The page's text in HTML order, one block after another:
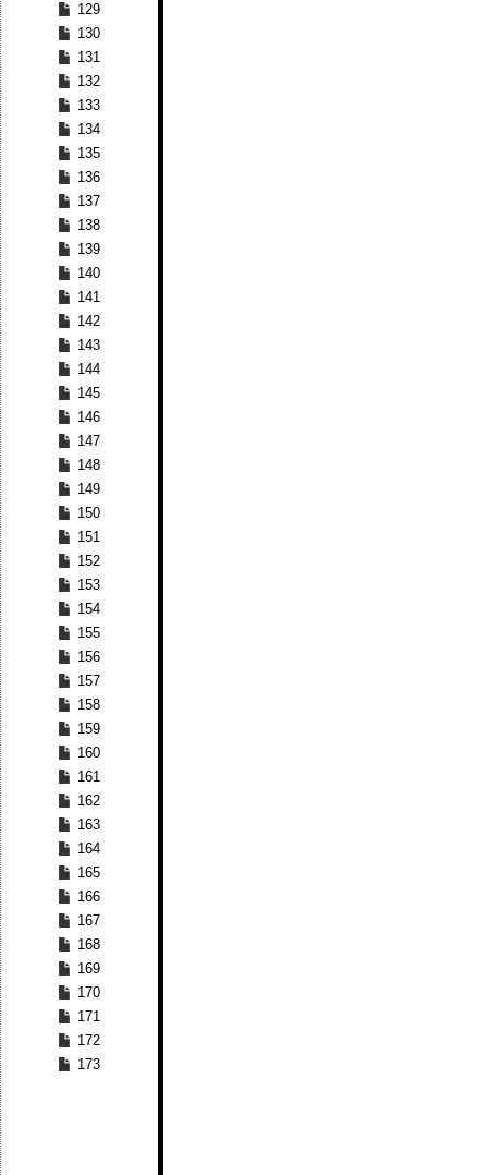
129
130
131
132
133
134
135
136
137
138
139
140
141
142
143
144
145
146
147
148
149
150
151
152
153
154
155
156
157
158
159
160
161
162
163
164
165
166
167
168
169
170
171
172
173